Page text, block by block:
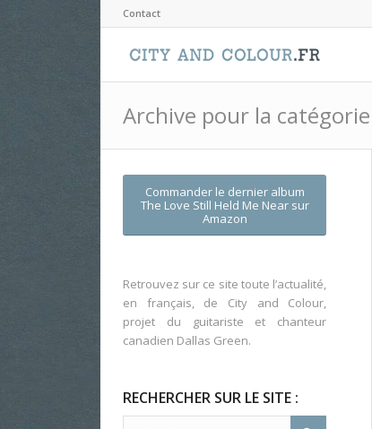
Contact
Archive pour la
Commander le dernier album
The Love Still Held Me Nearsur
Amazon
Retrouvez sur ce site toute l’actualité,
en français, de City and Colour,
projet du guitariste et chanteur
canadien Dallas Green.
RECHERCHER SUR LE SITE :